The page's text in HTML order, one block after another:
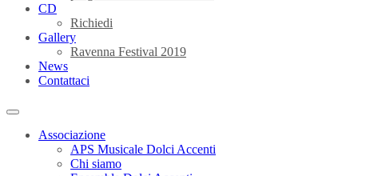
CD
Richiedi
Gallery
Ravenna Festival 2019
News
Contattaci
Associazione
APS Musicale Dolci Accenti
Chi siamo